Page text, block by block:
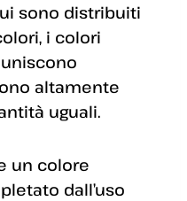
sono distribuiti
i colori
altamente
uguali.
un colore
dall’uso